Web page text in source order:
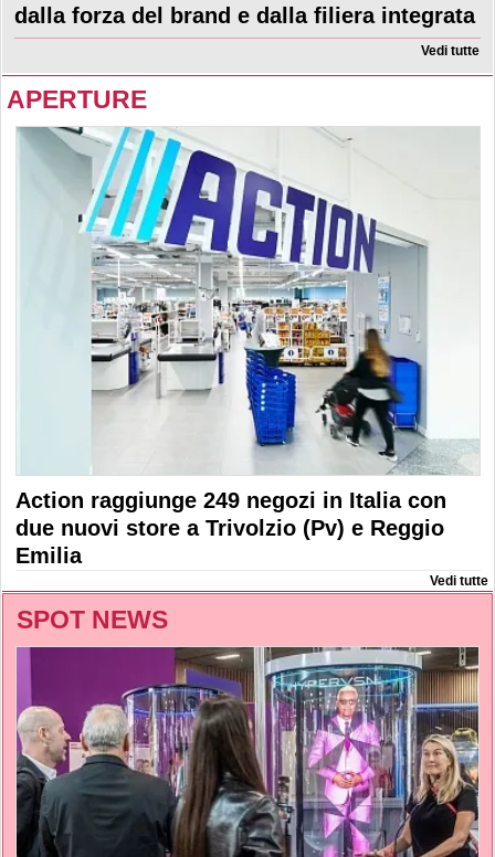
dalla forza del brand e dalla filiera integrata
Vedi tutte
APERTURE
Action raggiunge 249 negozi in Italia con
due nuovi store a Trivolzio (Pv) e Reggio
Emilia
Vedi tutte
SPOT NEWS